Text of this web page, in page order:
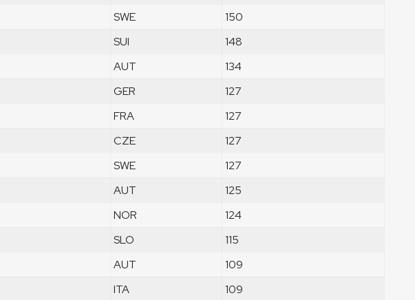
SWE
150
SUI
148
AUT
134
GER
127
FRA
127
CZE
127
SWE
127
AUT
125
NOR
124
SLO
115
AUT
109
ITA
109